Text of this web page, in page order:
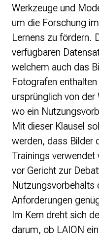
Werkzeuge und
um die Forschung
Lernens zu fördern.
verfügbaren
welchem auch das
Fotografen
ursprünglich von
wo ein
Mit dieser Klausel
werden, dass Bilder
Trainings
vor Gericht zur
Nutzungsvorbehalts
Anforderungen
Im Kern dreht sich
darum, ob LAION